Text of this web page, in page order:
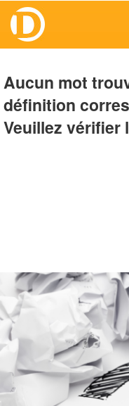
Aucun mot
définition
Veuillez vérifier